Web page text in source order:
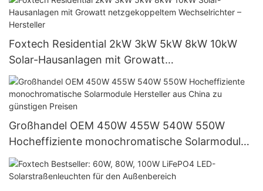
Foxtech Residential 2kW 3kW 5kW 8kW 10kW
Solar-Hausanlagen mit Growatt
netzgekoppeltem Wechselrichter – Hersteller
Großhandel OEM 450W 455W 540W 550W
Hocheffiziente monochromatische Solarmodule
Hersteller aus China zu günstigen Preisen